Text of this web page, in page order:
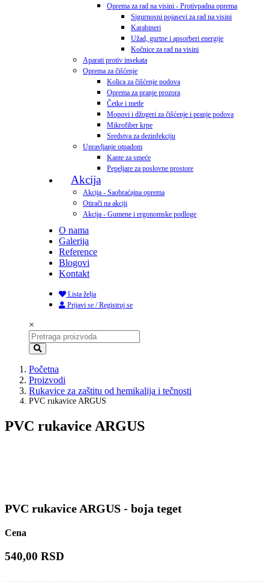
Oprema za rad na visini - Protivpadna oprema
Sigurnosni pojasevi za rad na visini
Karabineri
Užad, gurtne i apsorberi energije
Kočnice za rad na visini
Aparati protiv insekata
Oprema za čišćenje
Kolica za čišćenje podova
Oprema za pranje prozora
Četke i metle
Mopovi i džogeri za čišćenje i pranje podova
Mikrofiber krpe
Sredstva za dezinfekciju
Upravljanje otpadom
Kante za smeće
Pepeljare za poslovne prostore
Akcija
Akcija - Saobraćajna oprema
Otirači na akciji
Akcija - Gumene i ergonomske podloge
O nama
Galerija
Reference
Blogovi
Kontakt
Lista želja
Prijavi se / Registruj se
×
Početna
Proizvodi
Rukavice za zaštitu od hemikalija i tečnosti
PVC rukavice ARGUS
PVC rukavice ARGUS
PVC rukavice ARGUS - boja teget
Cena
540,00 RSD